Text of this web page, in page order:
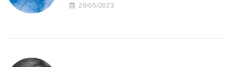
26/05/2023